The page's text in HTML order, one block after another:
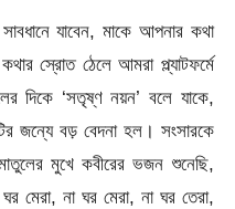
যাবেন, মাকে আপনার কথা
স্রোত ঠেলে আমরা প্ল্যাটফর্মে
দিকে ‘সতৃষ্ণ নয়ন’ বলে যাকে,
জন্যে বড় বেদনা হল। সংসারকে
মুখে কবীরের ভজন শুনেছি,
মেরা, না ঘর মেরা, না ঘর তেরা,